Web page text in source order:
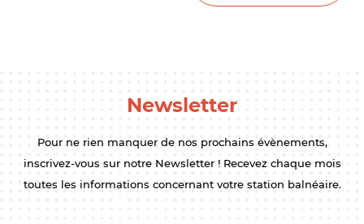
Newsletter
Pour ne rien manquer de nos prochains évènements,
inscrivez-vous sur notre Newsletter ! Recevez chaque mois
toutes les informations concernant votre station balnéaire.